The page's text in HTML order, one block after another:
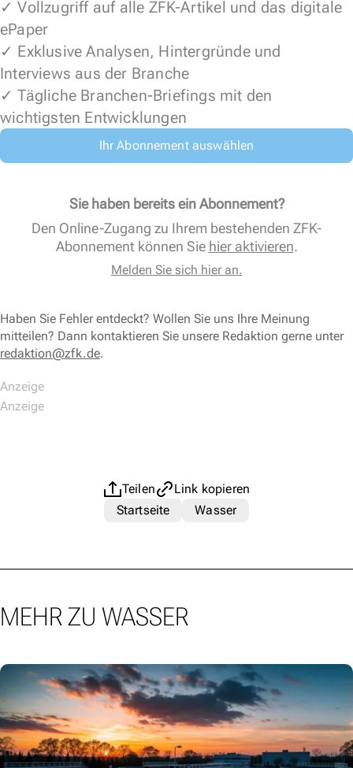
✓ Vollzugriff auf alle ZFK-Artikel und das digitale
ePaper
✓ Exklusive Analysen, Hintergründe und
Interviews aus der Branche
✓ Tägliche Branchen-Briefings mit den
wichtigsten Entwicklungen
Ihr Abonnement auswählen
Sie haben bereits ein Abonnement?
Den Online-Zugang zu Ihrem bestehenden ZFK-
Abonnement können Sie hier aktivieren.
Melden Sie sich hier an.
Haben Sie Fehler entdeckt? Wollen Sie uns Ihre Meinung
mitteilen? Dann kontaktieren Sie unsere Redaktion gerne unter
redaktion@zfk.de.
Teilen
Link kopieren
Startseite
Wasser
MEHR ZU WASSER